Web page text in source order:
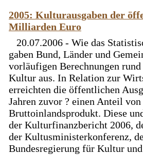
2005: Kulturausgaben der
Milliarden Euro
20.07.2006 - Wie das
gaben Bund, Länder und
vorläufigen Berechnungen
Kultur aus. In Relation zur
erreichten die öffentlichen
Jahren zuvor ? einen Anteil
Bruttoinlandsprodukt. Diese
der Kulturfinanzbericht 2006,
der Kultusministerkonferenz,
Bundesregierung für Kultur